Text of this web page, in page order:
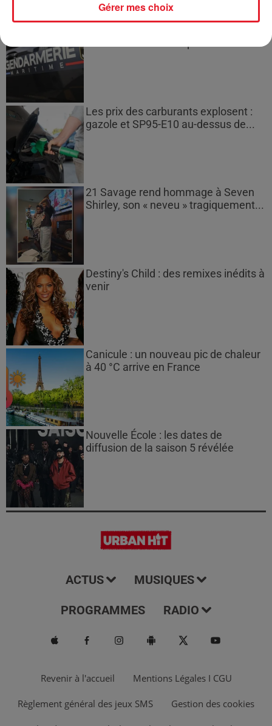
Les prix des carburants explosent :
gazole et SP95-E10 au-dessus de...
21 Savage rend hommage à Seven
Shirley, son « neveu » tragiquement...
Destiny's Child : des remixes inédits à
venir
Canicule : un nouveau pic de chaleur
à 40 °C arrive en France
Nouvelle École : les dates de
diffusion de la saison 5 révélée
ACTUS MUSIQUES
PROGRAMMES RADIO
Revenir à l'accueil Mentions Légales I CGU
Règlement général des jeux SMS Gestion des cookies
Gérer mes choix